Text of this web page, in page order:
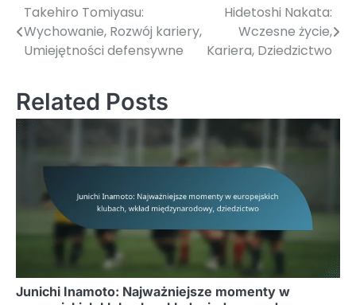
Post
navigation
Takehiro Tomiyasu:
Wychowanie, Rozwój kariery,
Umiejętności defensywne
Hidetoshi Nakata:
Wczesne życie,
Kariera, Dziedzictwo
Related Posts
Junichi Inamoto: Najważniejsze momenty w